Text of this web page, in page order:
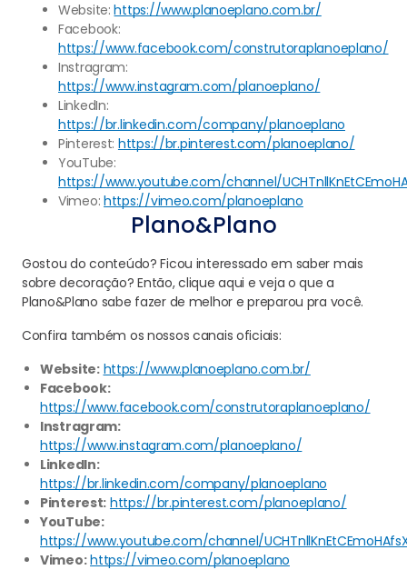
Website:https://www.planoeplano.com.br/
Facebook:
https://www.facebook.com/construtoraplanoeplano/
Instragram:
https://www.instagram.com/planoeplano/
LinkedIn:
https://br.linkedin.com/company/planoeplano
Pinterest: https://br.pinterest.com/planoeplano/
YouTube:
https://www.youtube.com/channel/
Vimeo:https://vimeo.com/planoeplano
Plano&Plano
Gostou do conteúdo? Ficou interessado em saber mais
sobre decoração? Então, clique aqui e veja o que a
Plano&Plano sabe fazer de melhor e preparou pra você.
Confira também os nossos canais oficiais:
Website: https://www.planoeplano.com.br/
Facebook:
https://www.facebook.com/construtoraplanoeplano/
Instragram:
https://www.instagram.com/planoeplano/
LinkedIn:
https://br.linkedin.com/company/planoeplano
Pinterest: https://br.pinterest.com/planoeplano/
YouTube:
https://www.youtube.com/channel/
Vimeo:https://vimeo.com/planoeplano